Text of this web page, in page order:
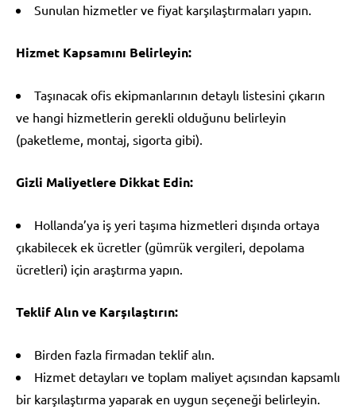
Sunulan hizmetler ve fiyat karşılaştırmaları yapın.
Hizmet Kapsamını Belirleyin:
Taşınacak ofis ekipmanlarının detaylı listesini çıkarın
ve hangi hizmetlerin gerekli olduğunu belirleyin
(paketleme, montaj, sigorta gibi).
Gizli Maliyetlere Dikkat Edin:
Hollanda’ya iş yeri taşıma hizmetleri dışında ortaya
çıkabilecek ek ücretler (gümrük vergileri, depolama
ücretleri) için araştırma yapın.
Teklif Alın ve Karşılaştırın:
Birden fazla firmadan teklif alın.
Hizmet detayları ve toplam maliyet açısından kapsamlı
bir karşılaştırma yaparak en uygun seçeneği belirleyin.